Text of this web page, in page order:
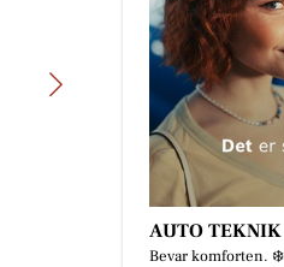
AUTO TEKNIK
Bevar komforten.